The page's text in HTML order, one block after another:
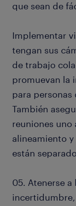
que sean de
Implementar
tengan sus
de trabajo
promuevan la
para
También
reuniones uno
alineamiento
están
05. Atenerse